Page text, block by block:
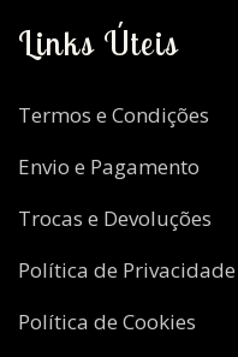
Links Úteis
Termos e Condições
Envio e Pagamento
Trocas e Devoluções
Política de Privacidade
Política de Cookies